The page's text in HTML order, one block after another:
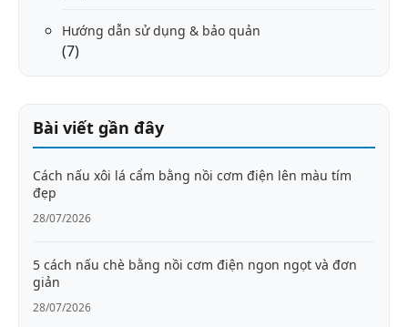
Hướng dẫn sử dụng & bảo quản
(7)
Bài viết gần đây
Cách nấu xôi lá cẩm bằng nồi cơm điện lên màu tím
đẹp
28/07/2026
5 cách nấu chè bằng nồi cơm điện ngon ngọt và đơn
giản
28/07/2026